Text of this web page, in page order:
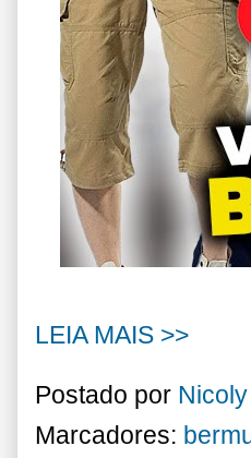
LEIA MAIS >>
Postado por Nicoly
Marcadores: